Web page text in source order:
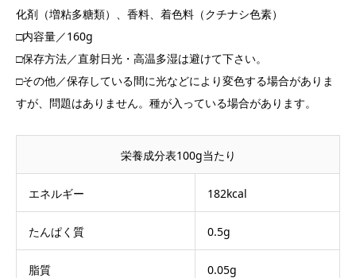
化剤（増粘多糖類）、香料、着色料（クチナシ色素）
□内容量／160g
□保存方法／直射日光・高温多湿は避けて下さい。
□その他／保存している間に光などにより変色する場合がありま
すが、問題はありません。種が入っている場合があります。
栄養成分表100g当たり
エネルギー 182kcal
たんぱく質 0.5g
脂質 0.05g